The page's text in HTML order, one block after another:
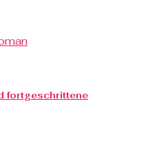
fortgeschrittene